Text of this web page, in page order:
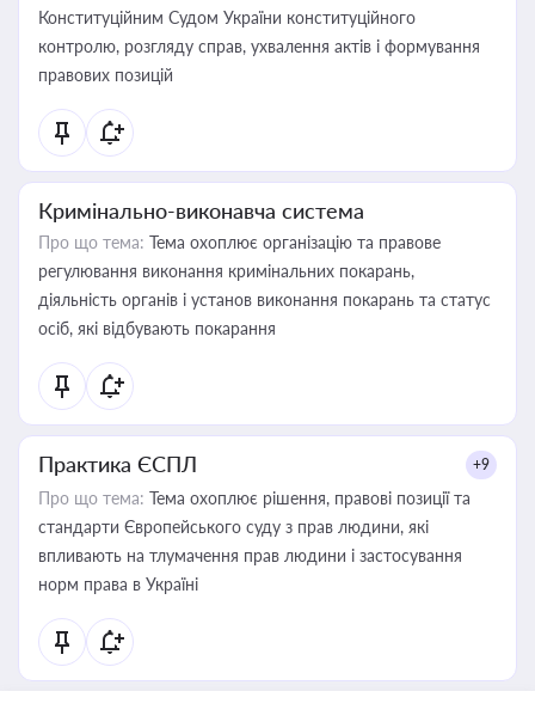
Конституційним Судом України конституційного
контролю, розгляду справ, ухвалення актів і формування
правових позицій
Кримінально-виконавча система
Про що тема: Тема охоплює організацію та правове
регулювання виконання кримінальних покарань,
діяльність органів і установ виконання покарань та статус
осіб, які відбувають покарання
Практика ЄСПЛ +9
Про що тема: Тема охоплює рішення, правові позиції та
стандарти Європейського суду з прав людини, які
впливають на тлумачення прав людини і застосування
норм права в Україні